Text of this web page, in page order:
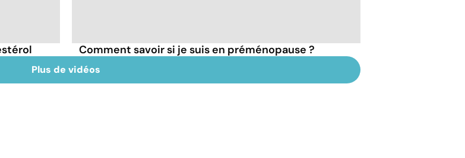
Comment savoir si je suis en préménopause ?
Plus de vidéos